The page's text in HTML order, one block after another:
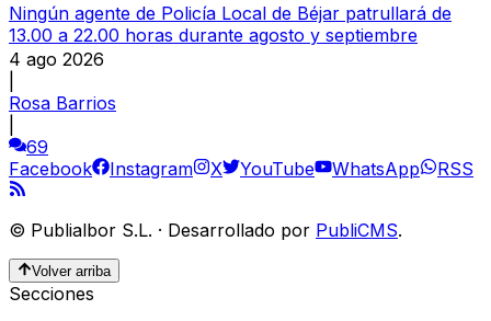
Ningún agente de Policía Local de Béjar patrullará de
13.00 a 22.00 horas durante agosto y septiembre
4 ago 2026
Rosa Barrios
69
Facebook
Instagram X YouTube WhatsApp RSS
© Publialbor S.L. · Desarrollado por PubliCMS.
Volver arriba
Secciones